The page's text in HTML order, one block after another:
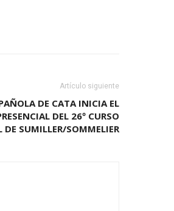
Artículo siguiente
DE CATA INICIA EL
DEL 26º CURSO
DE SUMILLER/SOMMELIER